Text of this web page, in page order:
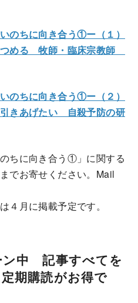
のちに向き合う①ー（１）
つめる 牧師・臨床宗教師
のちに向き合う①ー（２）
きあげたい 自殺予防の研
ちに向き合う①」に関する
でお寄せください。Mail
月に掲載予定です。
ン中 記事すべてを
期購読がお得で